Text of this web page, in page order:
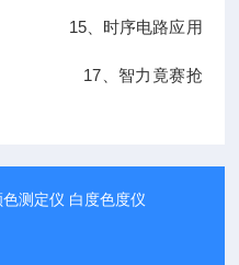
验 15、时序电路应用
验 17、智力竟赛抢
测定仪 白度色度仪